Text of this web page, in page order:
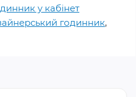
у кабінет
годинник,